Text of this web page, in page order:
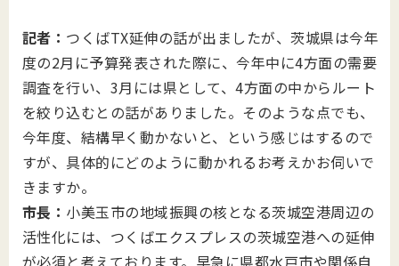
記者： つくばTX延伸の話が出ましたが、茨城県は今年
度の2月に予算発表された際に、今年中に4方面の需要
調査を行い、3月には県として、4方面の中からルート
を絞り込むとの話がありました。そのような点でも、
今年度、結構早く動かないと、という感じはするので
すが、具体的にどのように動かれるお考えかお伺いで
きますか。
市長： 小美玉市の地域振興の核となる茨城空港周辺の
活性化には、つくばエクスプレスの茨城空港への延伸
が必須と考えております。早急に県都水戸市や関係自